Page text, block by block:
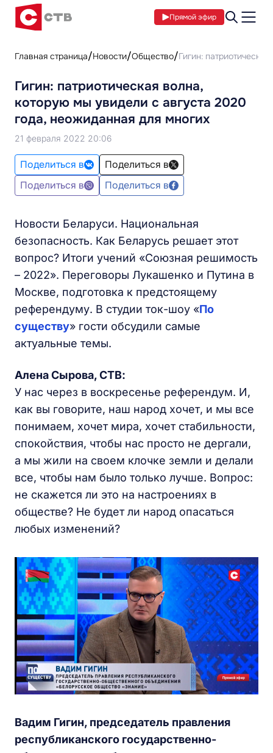
Прямой эфир
Главная страница Новости Общество Гигин:
Гигин: патриотическая волна,
которую мы увидели с августа 2020
года, неожиданная для многих
21 февраля 2022 20:06
Поделиться в
Поделиться в
Поделиться в
Поделиться в
Новости Беларуси. Национальная
безопасность. Как Беларусь решает этот
вопрос? Итоги учений «Союзная решимость
– 2022». Переговоры Лукашенко и Путина в
Москве, подготовка к предстоящему
референдуму. В студии ток-шоу «По
существу» гости обсудили самые
актуальные темы.
Алена Сырова, СТВ:
У нас через в воскресенье референдум. И,
как вы говорите, наш народ хочет, и мы все
понимаем, хочет мира, хочет стабильности,
спокойствия, чтобы нас просто не дергали,
а мы жили на своем клочке земли и делали
все, чтобы нам было только лучше. Вопрос:
не скажется ли это на настроениях в
обществе? Не будет ли народ опасаться
любых изменений?
Вадим Гигин, председатель правления
республиканского государственно-